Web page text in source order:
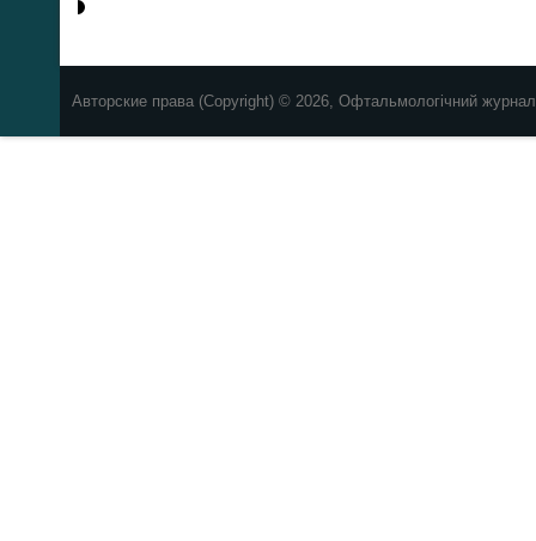
Авторские права (Copyright) © 2026, Офтальмологічний